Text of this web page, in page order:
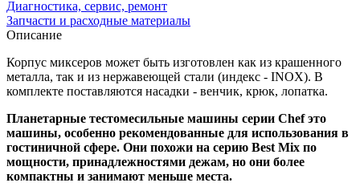
Диагностика, сервис, ремонт
Запчасти и расходные материалы
Описание
Корпус миксеров может быть изготовлен как из крашенного
металла, так и из нержавеющей стали (индекс - INOX). В
комплекте поставляются насадки - венчик, крюк, лопатка.
Планетарные тестомесильные машины серии Chef это
машины, особенно рекомендованные для использования в
гостиничной сфере. Они похожи на серию Best Mix по
мощности, принадлежностями дежам, но они более
компактны и занимают меньше места.